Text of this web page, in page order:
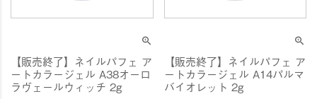
【販売終了】ネイルパフェ ア
ートカラージェル A38オーロ
ラヴェールウィッチ 2g
【販売終了】ネイルパフェ ア
ートカラージェル A14パルマ
バイオレット 2g